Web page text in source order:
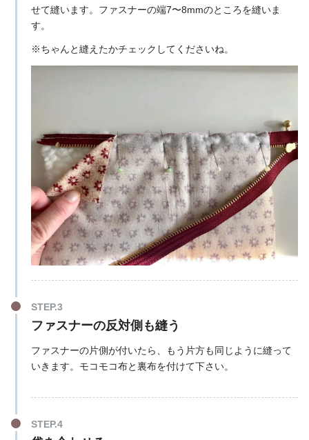
せて縫います。ファスナーの端7〜8mmのところを縫いま
す。
※ちゃんと縫えたかチェックしてくださいね。
ファスナーの反対側も縫う
ファスナーの片側が付いたら、もう片方も同じように縫って
いきます。モコモコ布と裏布を付けて下さい。